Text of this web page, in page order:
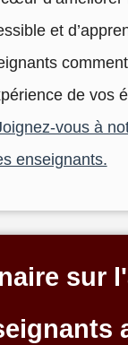
et
de vos
vous à
enseignants.
sur